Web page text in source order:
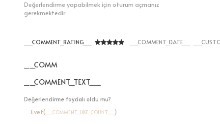
Değerlendirme yapabilmek için oturum açmanız
gerekmektedir
__COMMENT_RATING__ __COMMENT_DATE__
__COMMENT_THUMBNAIL_IMG__
__COMMENT_TEXT__
Değerlendirme faydalı oldu mu?
Evet( __COMMENT_LIKE_COUNT__ )